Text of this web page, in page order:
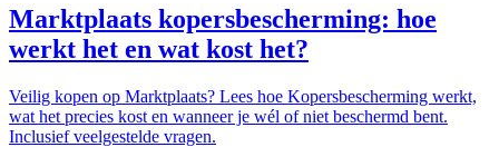
Marktplaats kopersbescherming: hoe
werkt het en wat kost het?
Veilig kopen op Marktplaats? Lees hoe Kopersbescherming werkt,
wat het precies kost en wanneer je wél of niet beschermd bent.
Inclusief veelgestelde vragen.